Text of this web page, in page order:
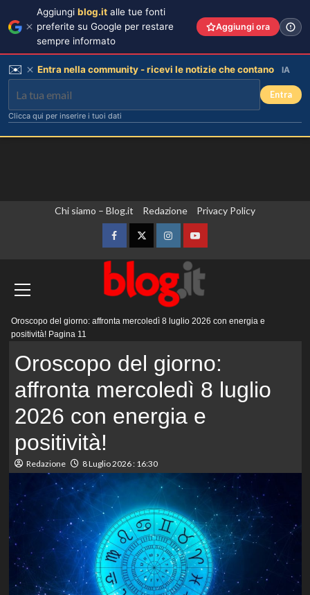
Chi siamo – Blog.it Redazione Privacy Policy
FacebookTwitterInstagramYouTube
principale
Oroscopo del giorno: affronta mercoledì 8 luglio 2026 con energia e
positività! Pagina 11
Oroscopo del giorno:
affronta mercoledì 8 luglio
2026 con energia e
positività!
Redazione 8 Luglio 2026 : 16:30
Aggiungi blog.it alle tue fonti
preferite su Google per restare
sempre informato
Aggiungi ora
✉️ Entra nella community - ricevi le notizie che contano IA
Entra
Clicca qui per inserire i tuoi dati